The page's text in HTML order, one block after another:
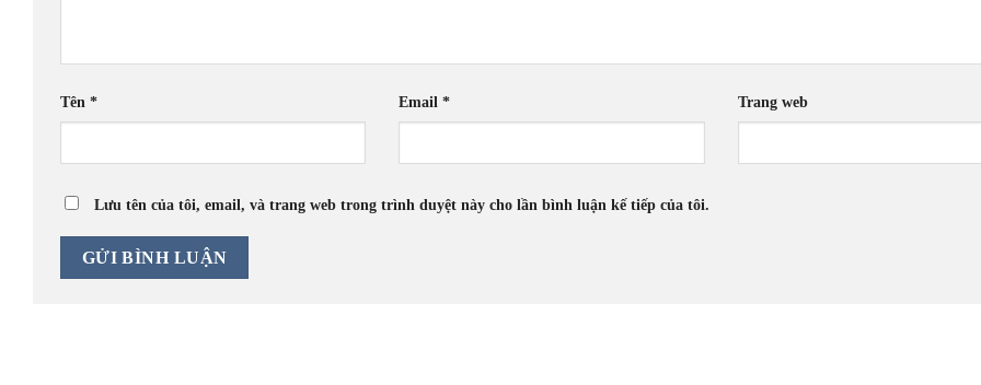
Tên * Email* Trang web
Lưu tên của tôi, email, và trang web trong trình duyệt này cho lần bình luận kế tiếp của tôi.